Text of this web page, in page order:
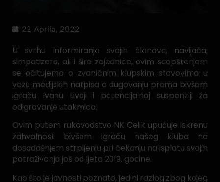
22 Aprila, 2022
U svrhu informiranja svojih članova, navijača,
simpatizera, ali i šire zajednice, ovim saopštenjem
se očitujemo o zvaničnim klupskim stavovima u
vezu medijskih natpisa o dugovanju prema bivšem
igraču Ivanu Livaji i potencijalnoj suspenziji za
odigravanje utakmica.
Ovim putem rukovodstvo NK Čelik upućuje iskrenu
zahvalnost bivšem igraču našeg kluba na
dosadašnjem strpljenju pri čekanju na isplatu svojih
potraživanja još od ljeta 2019. godine.
Kao što je javnosti poznato, jedini razlog zbog kojeg